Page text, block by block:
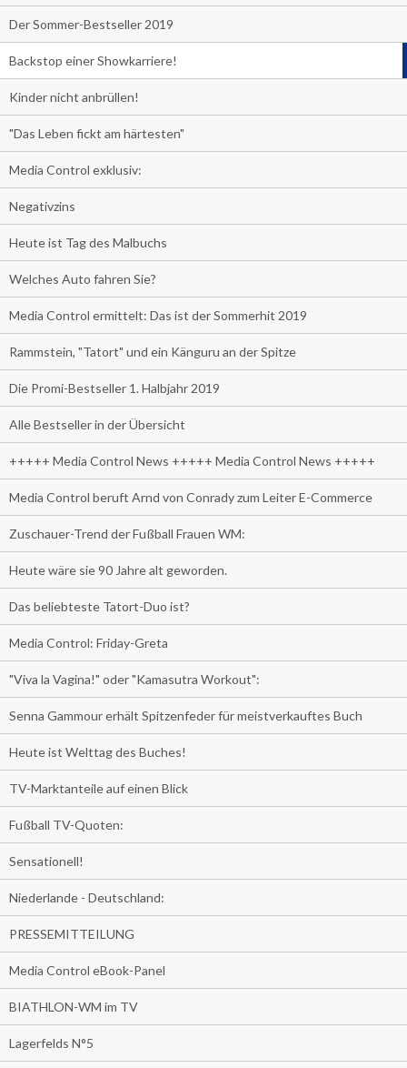
Der Sommer-Bestseller 2019
Backstop einer Showkarriere!
Kinder nicht anbrüllen!
"Das Leben fickt am härtesten"
Media Control exklusiv:
Negativzins
Heute ist Tag des Malbuchs
Welches Auto fahren Sie?
Media Control ermittelt: Das ist der Sommerhit 2019
Rammstein, "Tatort" und ein Känguru an der Spitze
Die Promi-Bestseller 1. Halbjahr 2019
Alle Bestseller in der Übersicht
+++++ Media Control News +++++ Media Control News +++++
Media Control beruft Arnd von Conrady zum Leiter E-Commerce
Zuschauer-Trend der Fußball Frauen WM:
Heute wäre sie 90 Jahre alt geworden.
Das beliebteste Tatort-Duo ist?
Media Control: Friday-Greta
"Viva la Vagina!" oder "Kamasutra Workout":
Senna Gammour erhält Spitzenfeder für meistverkauftes Buch
Heute ist Welttag des Buches!
TV-Marktanteile auf einen Blick
Fußball TV-Quoten:
Sensationell!
Niederlande - Deutschland:
PRESSEMITTEILUNG
Media Control eBook-Panel
BIATHLON-WM im TV
Lagerfelds N°5